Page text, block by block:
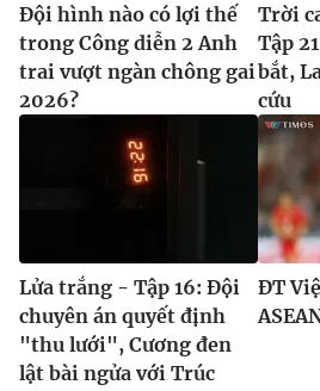
Đội hình nào có lợi thế
trong Công diễn 2 Anh
trai vượt ngàn chông gai
2026?
Trời
Tập
bắt,
cứu
Lửa trắng - Tập 16: Đội
chuyên án quyết định
"thu lưới", Cương đen
lật bài ngửa với Trúc
ĐT